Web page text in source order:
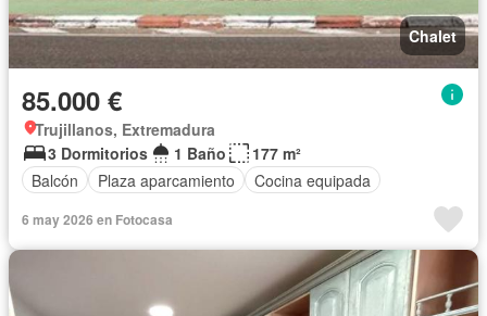
Chalet
85.000 €
Trujillanos, Extremadura
3 Dormitorios
1 Baño
177 m²
Balcón
Plaza aparcamiento Cocina equipada
6 may 2026 en Fotocasa